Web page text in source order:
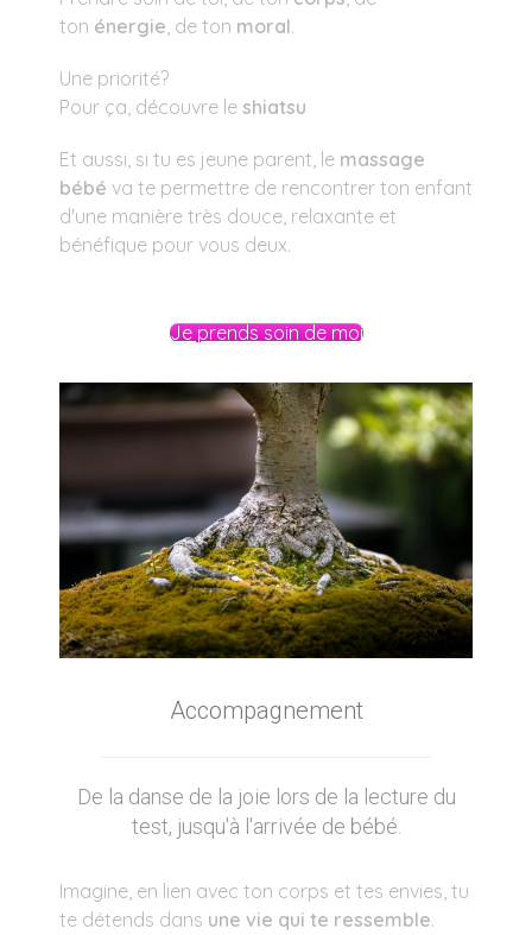
ton énergie, de ton moral.
Une priorité?
Pour ça, découvre le shiatsu
Et aussi, si tu es jeune parent, le massage
bébé va te permettre de rencontrer ton enfant
d'une manière très douce, relaxante et
bénéfique pour vous deux.
Je prends soin de moi
Accompagnement
De la danse de la joie lors de la lecture du
test, jusqu'à l'arrivée de bébé.
Imagine, en lien avec ton corps et tes envies, tu
te détends dans une vie qui te ressemble.